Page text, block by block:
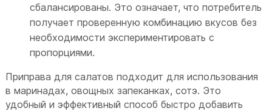
сбалансированы. Это означает, что потребитель
получает проверенную комбинацию вкусов без
необходимости экспериментировать с
пропорциями.
Приправа для салатов подходит для использования
в маринадах, овощных запеканках, сотэ. Это
удобный и эффективный способ быстро добавить